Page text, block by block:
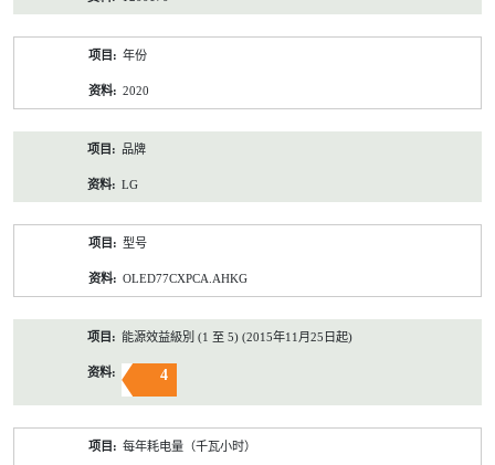
年份
2020
品牌
LG
型号
OLED77CXPCA.AHKG
能源效益級別 (1 至 5) (2015年11月25日起)
4
每年耗电量（千瓦小时）